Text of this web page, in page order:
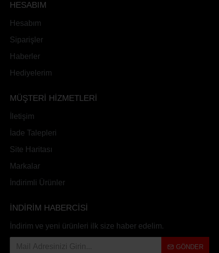
HESABIM
Hesabım
Siparişler
Haberler
Hediyelerim
MÜŞTERİ HİZMETLERİ
İletişim
İade Talepleri
Site Haritası
Markalar
İndirimli Ürünler
İNDİRİM HABERCİSİ
İndirim ve yeni ürünleri ilk size haber edelim.
GÖNDER